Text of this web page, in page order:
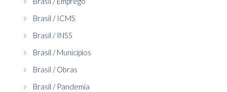
Brasil / ICMS
Brasil / INSS
Brasil / Municípios
Brasil / Obras
Brasil / Pandemia